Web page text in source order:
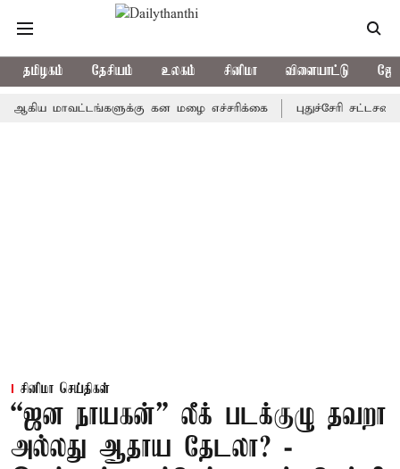
தமிழகம் தேசியம் உலகம் சினிமா விளையாட்டு
மாவட்டங்களுக்கு கன மழை எச்சரிக்கை புதுச்சேரி சட்டசபையில்
சினிமா செய்திகள்
“ஜன நாயகன்” லீக் படக்குழு தவறா
அல்லது ஆதாய தேடலா? -